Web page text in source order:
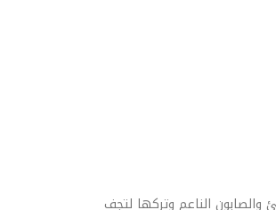
والصابون الناعم وتركها لتجف